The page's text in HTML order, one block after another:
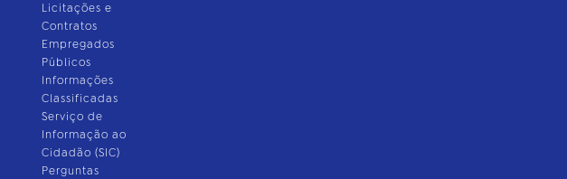
Licitações e
Contratos
Empregados
Públicos
Informações
Classificadas
Serviço de
Informação ao
Cidadão (SIC)
Perguntas